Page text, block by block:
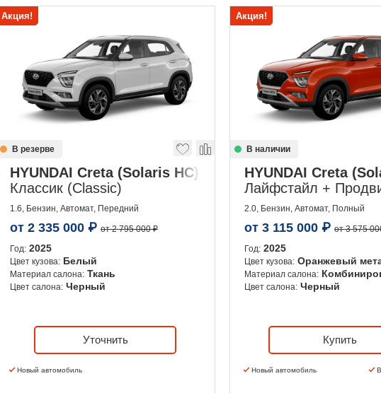
Акция!
В резерве
HYUNDAI Creta (Solaris HC)
Классик (Classic)
1.6, Бензин, Автомат, Передний
от 2 335 000 ₽ от 2 795 000 ₽
Год: 2025
Цвет кузова: Белый
Материал салона: Ткань
Цвет салона: Черный
Уточнить
Новый автомобиль
Акция!
В наличии
HYUNDAI Creta
Лайфстайл +
2.0, Бензин, Автомат, Полный
от 3 115 000 ₽ от 3 575
Год: 2025
Цвет кузова: Оранжевый
Материал салона:
Цвет салона: Черный
Купить
Новый автомобиль